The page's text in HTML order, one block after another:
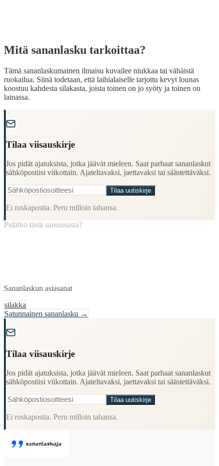
Period:Traditional folk wisdom
Mitä sananlasku tarkoittaa?
Tämä sananlaskumainen ilmaisu kuvailee niukkaa tai vähäistä
ruokailua. Siinä todetaan, että laihialaiselle tarjottu kevyt lounas
koostuu kahdesta silakasta, joista toinen on jo syöty ja toinen on
lainassa.
Tilaa viisauskirje
Jos pidät ajatuksista, jotka jäävät mieleen. Saat parhaat sananlaskut
sähköpostiisi viikottain. Ajateltavaksi, jaettavaksi tai säästettäväksi.
Tilaa uutiskirje
Ei roskapostia. Peru milloin tahansa.
Pidätkö tästä sanonnasta?
Sananlaskun asiasanat
silakka
Satunnainen sananlasku →
Tilaa viisauskirje
Jos pidät ajatuksista, jotka jäävät mieleen. Saat parhaat sananlaskut
sähköpostiisi viikottain. Ajateltavaksi, jaettavaksi tai säästettäväksi.
Tilaa uutiskirje
Ei roskapostia. Peru milloin tahansa.